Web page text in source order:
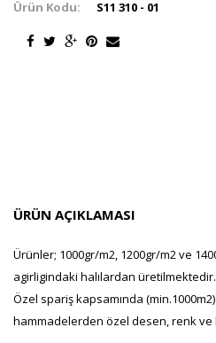
Ürün Kodu: S11 310 - 01
ÜRÜN AÇIKLAMASI
Ürünler; 1000gr/m2, 1200gr/m2 ve
agirligindaki halılardan üretilmektedir.
Özel spariş kapsamında (min.1000m2)
hammadelerden özel desen, renk ve